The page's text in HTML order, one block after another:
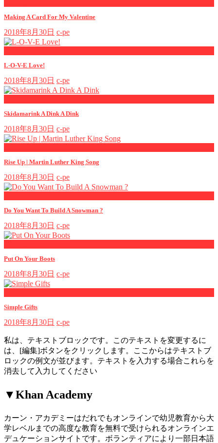
Making A Card For My Valentine
2018年8月30日 c-pe
L-O-V-E Love!
2018年8月30日 c-pe
Skidamarink A Dink A Dink
2018年8月30日 c-pe
Rise Up | Martin Luther King Song
2018年8月30日 c-pe
Do You Want To Build A Snowman ?
2018年8月30日 c-pe
Put On Your Boots
2018年8月30日 c-pe
Simple Gifts
2018年8月30日 c-pe
私は、テキストブロックです。このテキストを変更するに
は、[編集]ボタンをクリックします。ここからはテキストブ
ロックの例文が並びます。テキストを入力する場合これらを
消去して入力してください
▼Khan Academy
カーン・アカデミーはだれでもオンラインで幼児教育から大
学レベルまでの高度な教育を無料で受けられるオンラインエ
デュケーションサイトです。ボランティアにより一部日本語